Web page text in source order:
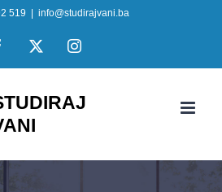
519 info@studirajvani.ba
Facebook
X Instagram